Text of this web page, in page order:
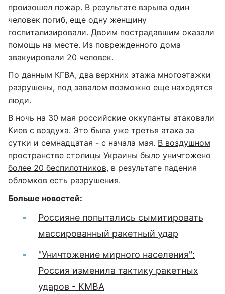
произошел пожар. В результате взрыва один
человек погиб, еще одну женщину
госпитализировали. Двоим пострадавшим оказали
помощь на месте. Из поврежденного дома
эвакуировали 20 человек.
По данным КГВА, два верхних этажа многоэтажки
разрушены, под завалом возможно еще находятся
люди.
В ночь на 30 мая российские оккупанты атаковали
Киев с воздуха. Это была уже третья атака за
сутки и семнадцатая - с начала мая. В воздушном
пространстве столицы Украины было уничтожено
более 20 беспилотников, в результате падения
обломков есть разрушения.
Больше новостей:
Россияне попытались сымитировать
массированный ракетный удар
"Уничтожение мирного населения":
Россия изменила тактику ракетных
ударов - КМВА